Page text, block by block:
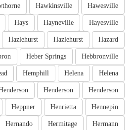
Hawesville
Hawkinsville
Hayesville
Hayneville
Hays
Hazard
Hazlehurst
Hazlehurst
Hebbronville
Heber Springs
Helena
Helena
Hemphill
Henderson
Henderson
Hennepin
Henrietta
Heppner
Hermann
Hermitage
Hernando